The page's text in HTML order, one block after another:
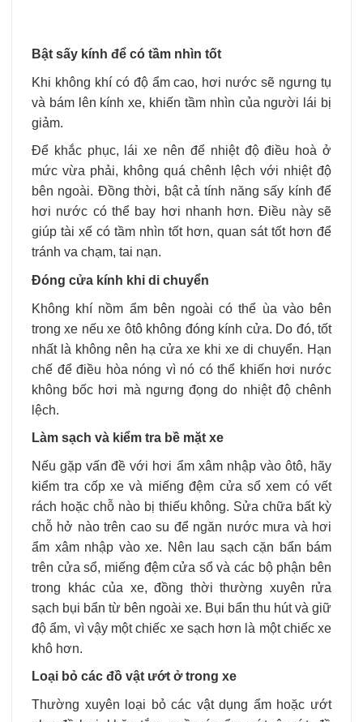
Bật sấy kính để có tầm nhìn tốt
Khi không khí có độ ẩm cao, hơi nước sẽ ngưng tụ
và bám lên kính xe, khiến tầm nhìn của người lái bị
giảm.
Để khắc phục, lái xe nên để nhiệt độ điều hoà ở
mức vừa phải, không quá chênh lệch với nhiệt độ
bên ngoài. Đồng thời, bật cả tính năng sấy kính để
hơi nước có thể bay hơi nhanh hơn. Điều này sẽ
giúp tài xế có tầm nhìn tốt hơn, quan sát tốt hơn để
tránh va chạm, tai nạn.
Đóng cửa kính khi di chuyển
Không khí nồm ẩm bên ngoài có thể ùa vào bên
trong xe nếu xe ôtô không đóng kính cửa. Do đó, tốt
nhất là không nên hạ cửa xe khi xe di chuyển. Hạn
chế để điều hòa nóng vì nó có thể khiến hơi nước
không bốc hơi mà ngưng đọng do nhiệt độ chênh
lệch.
Làm sạch và kiểm tra bề mặt xe
Nếu gặp vấn đề với hơi ẩm xâm nhập vào ôtô, hãy
kiểm tra cốp xe và miếng đệm cửa sổ xem có vết
rách hoặc chỗ nào bị thiếu không. Sửa chữa bất kỳ
chỗ hở nào trên cao su để ngăn nước mưa và hơi
ẩm xâm nhập vào xe. Nên lau sạch cặn bẩn bám
trên cửa sổ, miếng đệm cửa sổ và các bộ phận bên
trong khác của xe, đồng thời thường xuyên rửa
sạch bụi bẩn từ bên ngoài xe. Bụi bẩn thu hút và giữ
độ ẩm, vì vậy một chiếc xe sạch hơn là một chiếc xe
khô hơn.
Loại bỏ các đồ vật ướt ở trong xe
Thường xuyên loại bỏ các vật dụng ẩm hoặc ướt